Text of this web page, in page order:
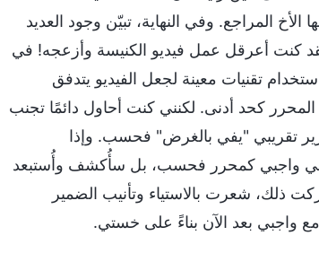
المراجع. وفي النهاية، تبيّن وجود العديد
كنت أعرقل عمل فيديو الكنيسة وأزعجه! في
تقنيات معينة لجعل الفيديو يتدفق
كحد أدنى. لكنني كنت أحاول دائمًا تجنب
تقريبي "يفي بالغرض" فحسب. وإذا
في واجبي كمحرر فحسب، بل سأُكشف وأُستبعد
ذلك، شعرت بالاستياء وتأنيب الضمير
واجبي بعد الآن بناءً على خستي.